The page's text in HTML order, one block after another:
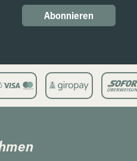
Abonnieren